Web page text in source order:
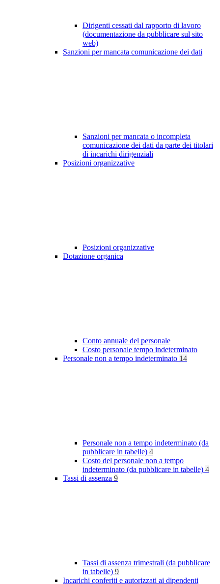
Dirigenti cessati dal rapporto di lavoro
(documentazione da pubblicare sul sito
web)
Sanzioni per mancata comunicazione dei dati
Sanzioni per mancata o incompleta
comunicazione dei dati da parte dei titolari
di incarichi dirigenziali
Posizioni organizzative
Posizioni organizzative
Dotazione organica
Conto annuale del personale
Costo personale tempo indeterminato
Personale non a tempo indeterminato 14
Personale non a tempo indeterminato (da
pubblicare in tabelle) 4
Costo del personale non a tempo
indeterminato (da pubblicare in tabelle) 4
Tassi di assenza 9
Tassi di assenza trimestrali (da pubblicare
in tabelle) 9
Incarichi conferiti e autorizzati ai dipendenti